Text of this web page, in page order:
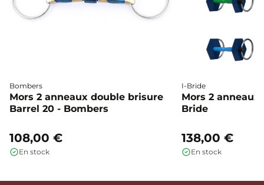
Bombers
Mors 2 anneaux double brisure
Barrel 20 - Bombers
108,00 €
En stock
I-Bride
Mors 2
Bride
138,00 €
En stock